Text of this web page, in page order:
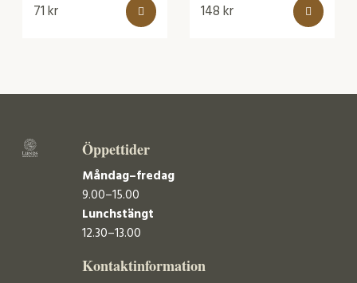
71kr 148kr
Öppettider
Måndag–fredag
9.00–15.00
Lunchstängt
12.30–13.00
Kontaktinformation